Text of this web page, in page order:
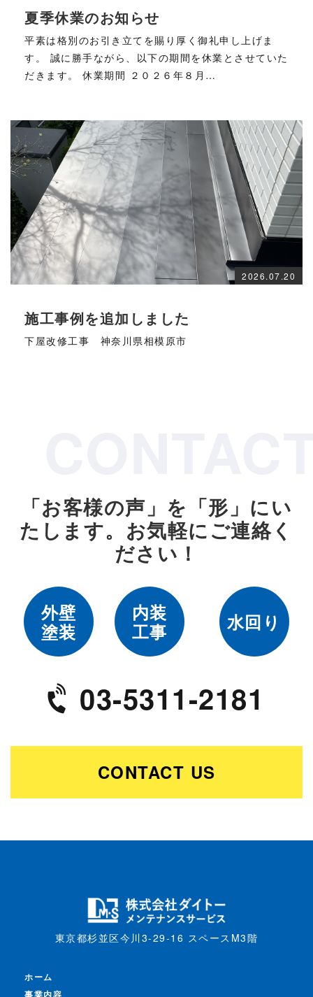
夏季休業のお知らせ
平素は格別のお引き立てを賜り厚く御礼申し上げま
す。 誠に勝手ながら、以下の期間を休業とさせていた
だきます。 休業期間 ２０２６年８月…
2026.07.20
施工事例を追加しました
下屋改修工事 神奈川県相模原市
「お客様の声」を「形」にい
たします。 お気軽にご連絡く
ださい！
外壁
塗装
内装
工事
水回り
03-5311-2181
CONTACT US
東京都杉並区今川3-29-16 スペースM3階
ホーム
事業内容